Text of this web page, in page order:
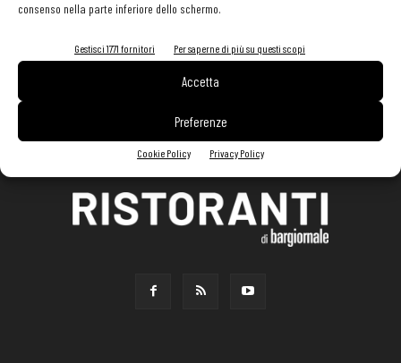
consenso nella parte inferiore dello schermo.
Gestisci 1771 fornitori Per saperne di più su questi scopi
Accetta
Preferenze
Cookie Policy Privacy Policy